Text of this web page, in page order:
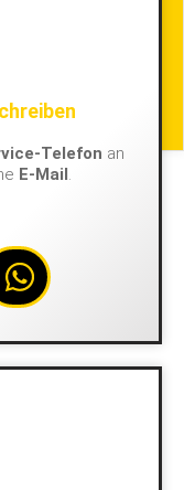
Telefon an
E-Mail.